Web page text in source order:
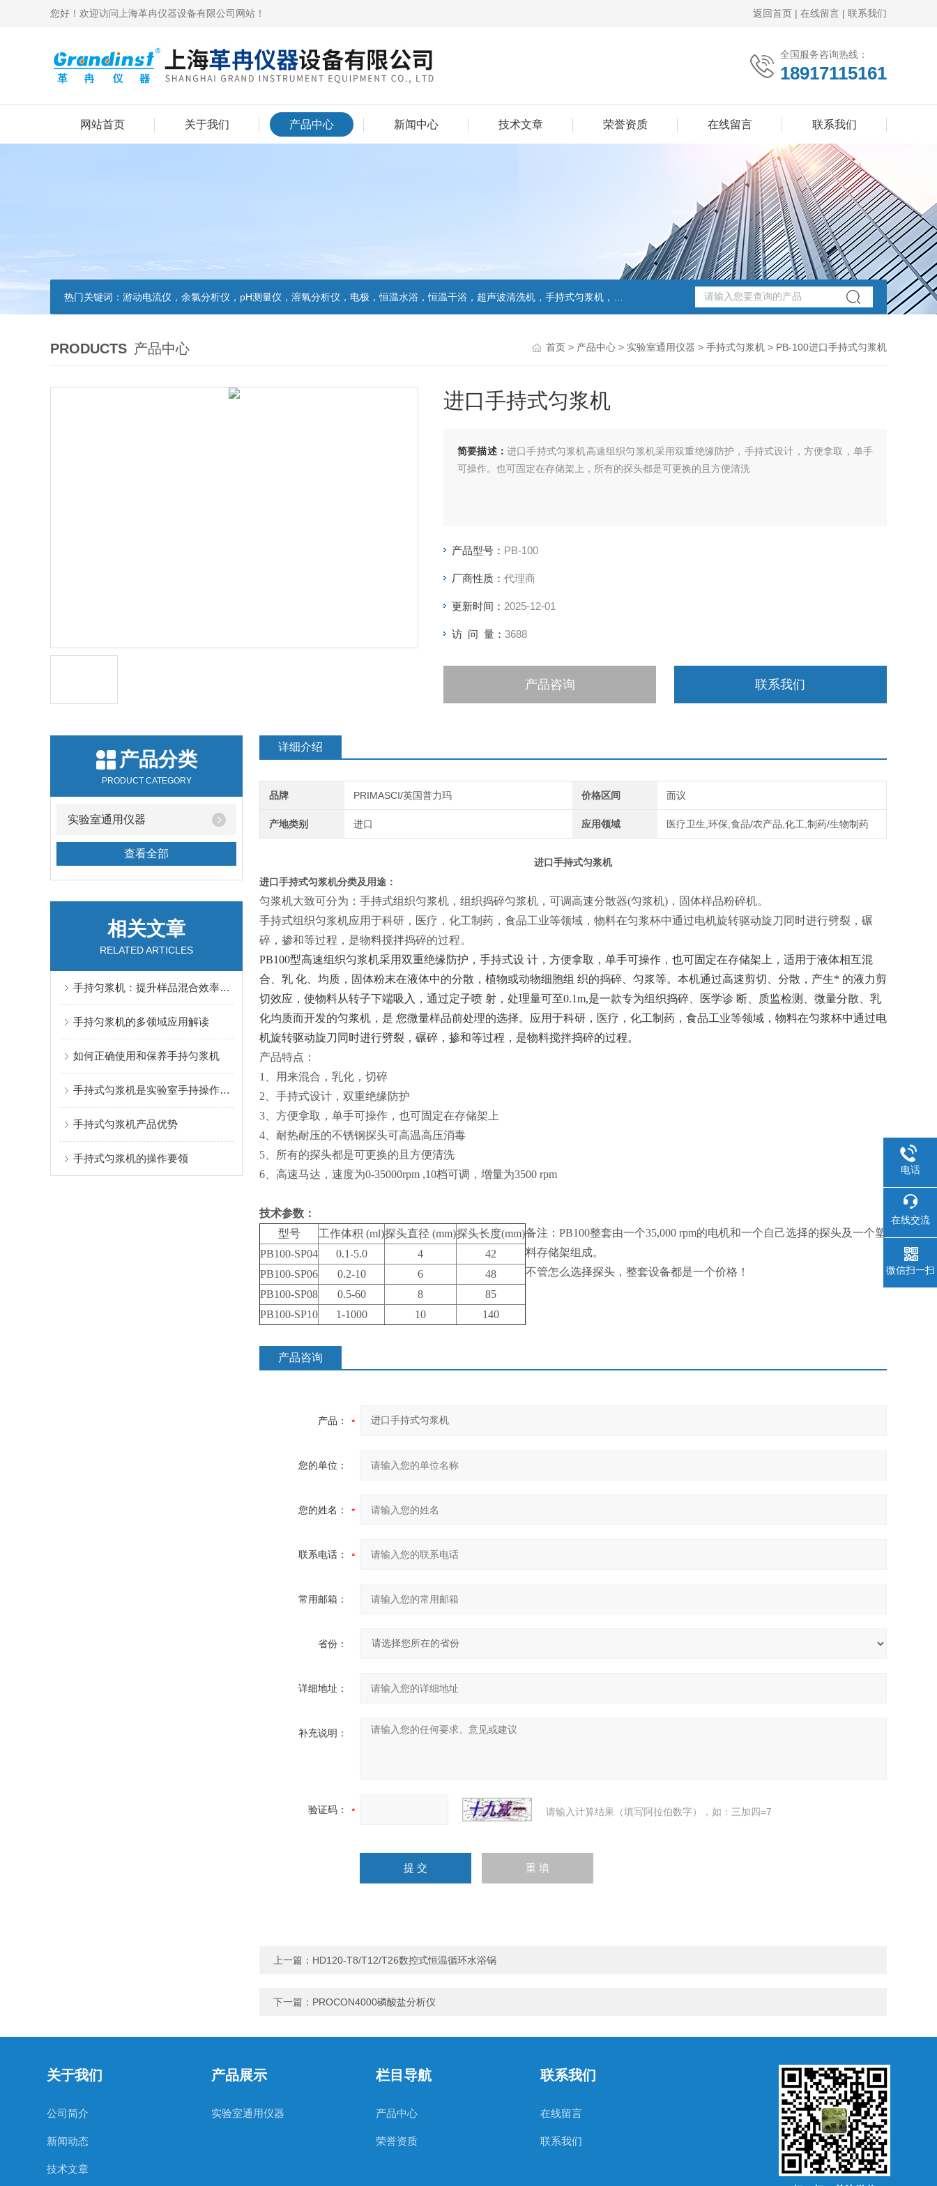
您好！欢迎访问上海革冉仪器设备有限公司网站！ 返回首页 | 在线留言 | 联系我们
全国服务咨询热线：
18917115161
网站首页 关于我们 产品中心 新闻中心 技术文章 荣誉资质 在线留言 联系我们
热门关键词： 游动电流仪，余氯分析仪，pH测量仪，溶氧分析仪，电极，恒温水浴，恒温干浴，超声波清洗机，手持式匀浆机，匀浆分散机,
PRODUCTS 产品中心 首页 > 产品中心 > 实验室通用仪器 > 手持式匀浆机 > PB-100进口手持式匀浆机
进口手持式匀浆机
简要描述： 进口手持式匀浆机高速组织匀浆机采用双重绝缘防护，手持式设计，方便拿取，单手
可操作。也可固定在存储架上，所有的探头都是可更换的且方便清洗
产品型号： PB-100
厂商性质： 代理商
更新时间： 2025-12-01
访 问 量： 3688
产品咨询 联系我们
产品分类
PRODUCT CATEGORY
实验室通用仪器
查看全部
相关文章
RELATED ARTICLES
手持匀浆机：提升样品混合效率与品质的实用装备
手持匀浆机的多领域应用解读
如何正确使用和保养手持匀浆机
手持式匀浆机是实验室手持操作的理想选择
手持式匀浆机产品优势
手持式匀浆机的操作要领
详细介绍
品牌 PRIMASCI/英国普力玛 价格区间 面议
产地类别 进口 应用领域 医疗卫生,环保,食品/农产品,化工,制药/生物制药
进口手持式匀浆机
进口手持式匀浆机分类及用途：
匀浆机大致可分为：手持式组织匀浆机，组织捣碎匀浆机，可调高速分散器(匀浆机)，固体样品粉碎机。
手持式组织匀浆机应用于科研，医疗，化工制药，食品工业等领域，物料在匀浆杯中通过电机旋转驱动旋刀同时进行劈裂，碾
碎，掺和等过程，是物料搅拌捣碎的过程。
PB100型高速组织匀浆机采用双重绝缘防护，手持式设 计，方便拿取，单手可操作，也可固定在存储架上，适用于液体相互混
合、乳 化、均质，固体粉末在液体中的分散，植物或动物细胞组 织的捣碎、匀浆等。本机通过高速剪切、分散，产生* 的液力剪
切效应，使物料从转子下端吸入，通过定子喷 射，处理量可至0.1m,是一款专为组织捣碎、医学诊 断、质监检测、微量分散、乳
化均质而开发的匀浆机，是 您微量样品前处理的选择。 应用于科研，医疗，化工制药，食品工业等领域，物料在匀浆杯中通过电
机旋转驱动旋刀同时进行劈裂，碾碎，掺和等过程，是物料搅拌捣碎的过程。
产品特点：
1、用来混合，乳化，切碎
2、手持式设计，双重绝缘防护
3、方便拿取，单手可操作，也可固定在存储架上
4、耐热耐压的不锈钢探头可高温高压消毒
5、所有的探头都是可更换的且方便清洗
6、高速马达，速度为0-35000rpm ,10档可调，增量为3500 rpm
技术参数：
型号
工作体积 (ml)探头直径 (mm)探头长度(mm)
PB100-SP04
0.1-5.0 4
42
PB100-SP06
0.2-10 6
48
PB100-SP08
0.5-60 8
85
PB100-SP10
1-1000 10 140
备注：PB100整套由一个35,000 rpm的电机和一个自己选择的探头及一个塑
料存储架组成。
不管怎么选择探头，整套设备都是一个价格！
产品咨询
产品：
您的单位：
您的姓名：
联系电话：
常用邮箱：
省份：
详细地址：
补充说明：
验证码： 请输入计算结果（填写阿拉伯数字），如：三加四=7
上一篇： HD120-T8/T12/T26数控式恒温循环水浴锅
下一篇： PROCON4000磷酸盐分析仪
关于我们
公司简介
新闻动态
技术文章
产品展示
实验室通用仪器
栏目导航
产品中心
荣誉资质
联系我们
在线留言
联系我们
电话
在线交流
微信扫一扫